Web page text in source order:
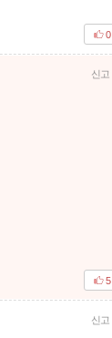
0
신고
5
신고